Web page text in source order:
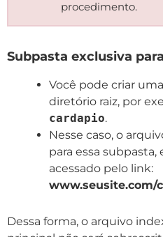
procedimento.
Subpasta exclusiva
Você pode criar
diretório raiz, por
cardapio.
Nesse caso, o
para essa subpasta,
acessado pelo link:
www.seusite.com/
Dessa forma, o arquivo